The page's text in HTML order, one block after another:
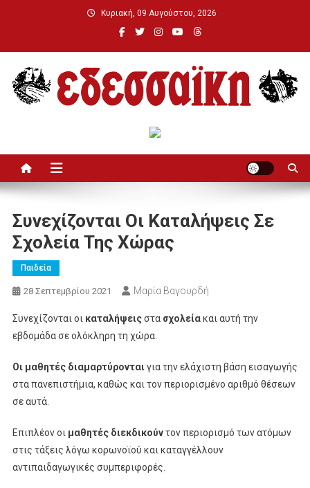
Κυριακή, 09 Αυγούστου, 2026
Συνεχίζονται Οι Καταλήψεις Σε
Σχολεία Της Χώρας
Παιδεία
28 Σεπτεμβρίου 2021 Μαρία Βαγουρδή
Συνεχίζονται οι καταλήψειςστα σχολείακαι αυτή την
εβδομάδα σε ολόκληρη τη χώρα.
Οι μαθητές διαμαρτύρονταιγια την ελάχιστη βάση εισαγωγής
στα πανεπιστήμια, καθώς και τον περιορισμένο αριθμό θέσεων
σε αυτά.
Επιπλέον οι μαθητές διεκδικούντον περιορισμό των ατόμων
στις τάξεις λόγω κορωνοϊού και καταγγέλλουν
αντιπαιδαγωγικές συμπεριφορές.